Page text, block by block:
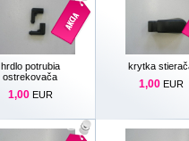
hrdlo potrubia
ostrekovača
1,00 EUR
krytka
1,00 EUR